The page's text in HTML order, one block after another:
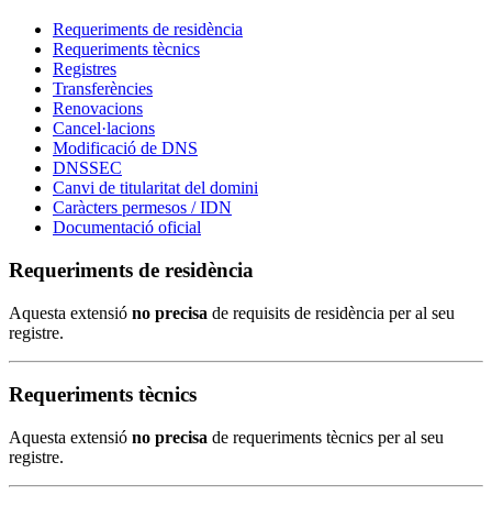
Requeriments de residència
Requeriments tècnics
Registres
Transferències
Renovacions
Cancel·lacions
Modificació de DNS
DNSSEC
Canvi de titularitat del domini
Caràcters permesos / IDN
Documentació oficial
Requeriments de residència
Aquesta extensió no precisa de requisits de residència per al seu
registre.
Requeriments tècnics
Aquesta extensió no precisa de requeriments tècnics per al seu
registre.